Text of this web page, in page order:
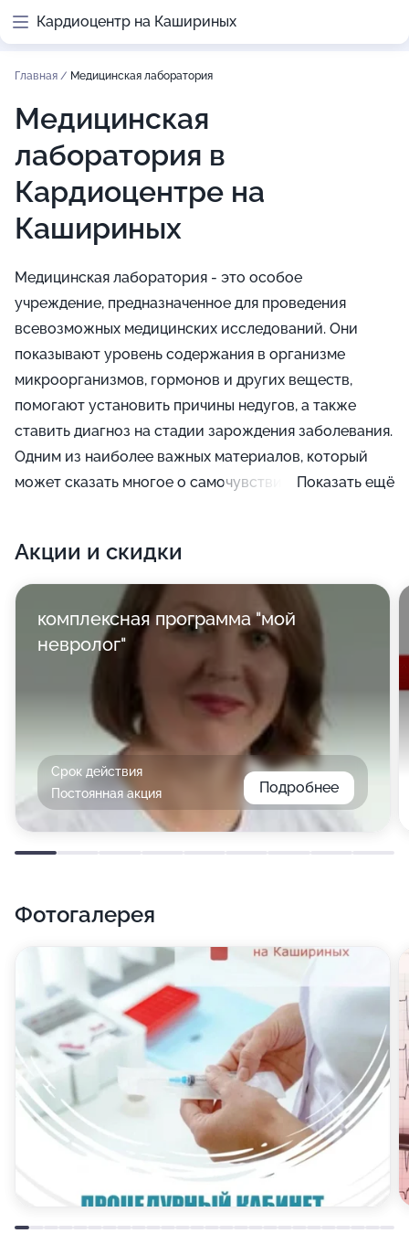
Кардиоцентр на Кашириных
Главная / Медицинская лаборатория
Медицинская
лаборатория в
Кардиоцентре на
Кашириных
Медицинская лаборатория - это особое
учреждение, предназначенное для проведения
всевозможных медицинских исследований. Они
показывают уровень содержания в организме
микроорганизмов, гормонов и других веществ,
помогают установить причины недугов, а также
ставить диагноз на стадии зарождения заболевания.
Одним из наиболее важных материалов, который
может сказать многое о самочувствии пациента,
можно обнаружить большое количество патологий.
Показать ещё
Акции и скидки
комплексная программа "мой
невролог"
Срок действия
Постоянная акция
Подробнее
Фотогалерея